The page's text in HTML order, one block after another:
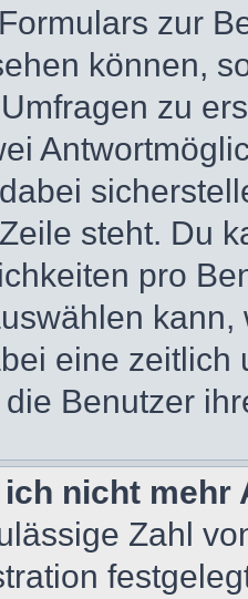
zur
können,
zu
steht. Du
pro
eine
Benutzer
ich nicht
Zahl